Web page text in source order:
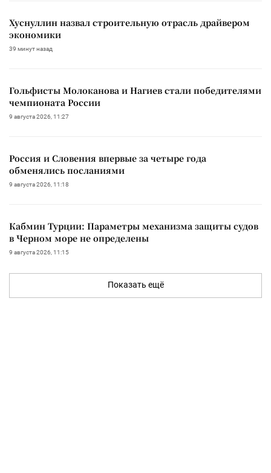
Хуснуллин назвал строительную отрасль драйвером
экономики
39 минут назад
Гольфисты Молоканова и Нагиев стали победителями
чемпионата России
9 августа 2026, 11:27
Россия и Словения впервые за четыре года
обменялись посланиями
9 августа 2026, 11:18
Кабмин Турции: Параметры механизма защиты судов
в Черном море не определены
9 августа 2026, 11:15
Показать ещё